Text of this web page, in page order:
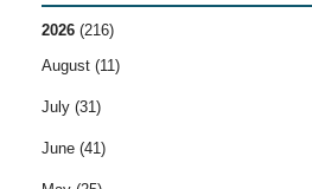
2026 (216)
August (11)
July (31)
June (41)